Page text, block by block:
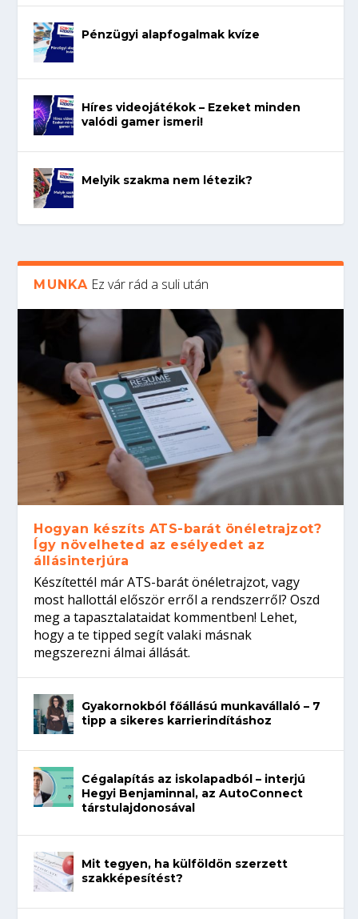
Pénzügyi alapfogalmak kvíze
Híres videojátékok – Ezeket minden
valódi gamer ismeri!
Melyik szakma nem létezik?
MUNKA Ez vár rád a suli után
Hogyan készíts ATS-barát önéletrajzot?
Így növelheted az esélyedet az
állásinterjúra
Készítettél már ATS-barát önéletrajzot, vagy
most hallottál először erről a rendszerről? Oszd
meg a tapasztalataidat kommentben! Lehet,
hogy a te tipped segít valaki másnak
megszerezni álmai állását.
Gyakornokból főállású munkavállaló – 7
tipp a sikeres karrierindításhoz
Cégalapítás az iskolapadból – interjú
Hegyi Benjaminnal, az AutoConnect
társtulajdonosával
Mit tegyen, ha külföldön szerzett
szakképesítést?